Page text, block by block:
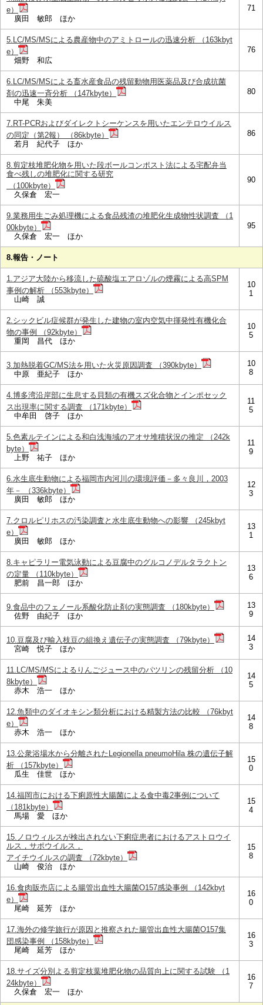
e）
廣田 敏郎 ほか
71
5.LC/MS/MSによる農産物中のアミトロールの迅速分析 （163kbyt
e）
畑野 和広
76
6.LC/MS/MSによる畜水産食品の残留動物用医薬品及び合成抗菌
剤の迅速一斉分析 （147kbyte）
中尾 朱美
80
7.RT-PCRおよびダイレクトシーケンスを用いたエンテロウイルス
の同定（第2報） （86kbyte）
若月 紀代子 ほか
86
8.剪定枝堆肥化物を用いた段ボールコンポスト法による宅配弁当
食べ残しの堆肥化に関する研究
（100kbyte）
久保倉 宏一
90
9.業務用生ごみ処理機による食品残渣の堆肥化生成物性状調査 （1
00kbyte）
久保倉 宏一 ほか
95
8.報告・ノート
1.アジア大陸から移流した硫酸塩エアロゾルの煙霧による高SPM
事例の解析 （553kbyte）
山崎 誠
10
1
2.シックビル症候群が発生した建物の室内空気中揮発性有機化合
物の事例 （92kbyte）
重岡 昌代 ほか
10
5
3.加熱脱着GC/MS法を用いた火災原因調査 （390kbyte）
中原 亜紀子 ほか
10
8
4.博多湾沿岸部に生息する貝類の有機スズ化合物とインポセック
ス出現率に関する調査 （171kbyte）
中牟田 啓子 ほか
11
5
5.色素ルテインによる和白浅海域のアオサ堆積状況の推定 （242k
byte）
上野 祐子 ほか
11
9
6.水生底生動物による福岡市内河川の環境評価－多々良川，2003
年－ （336kbyte）
廣田 敏郎 ほか
12
3
7.クロルピリホスの汚染調査と水生底生動物への影響 （245kbyt
e）
廣田 敏郎 ほか
13
1
8.キャピラリー電気泳動による豆腐中のグルコノデルタラクトン
の定量 （110kbyte）
肥前 昌一郎 ほか
13
6
9.食品中のフェノール系酸化防止剤の実態調査 （180kbyte）
佐野 由紀子 ほか
13
9
10.豆腐及び輸入枝豆の組換え遺伝子の実態調査 （79kbyte）
宮崎 悦子 ほか
14
3
11.LC/MS/MSによるりんごジュース中のパツリンの残留分析 （10
8kbyte）
赤木 浩一 ほか
14
5
12.魚類中のダイオキシン類分析における精製方法の比較 （76kbyt
e）
赤木 浩一 ほか
14
8
13.公衆浴場水から分離されたLegionella pneumoHila 株の遺伝子解
析 （157kbyte）
瓜生 佳世 ほか
15
0
14.福岡市における下痢原性大腸菌による食中毒2事例について
（181kbyte）
馬場 愛 ほか
15
4
15.ノロウィルスが検出されない下痢症患者におけるアストロウイ
ルス，サポウイルス，
アイチウイルスの調査 （72kbyte）
山崎 俊治 ほか
15
8
16.食肉販売店による腸管出血性大腸菌O157感染事例 （142kbyt
e）
尾崎 延芳 ほか
16
0
17.海外の修学旅行が原因と推察された腸管出血性大腸菌O157集
団感染事例 （158kbyte）
尾崎 延芳 ほか
16
3
18.サイズ分別よる剪定枝葉堆肥化物の品質向上に関する試験 （1
24kbyte）
久保倉 宏一 ほか
16
7